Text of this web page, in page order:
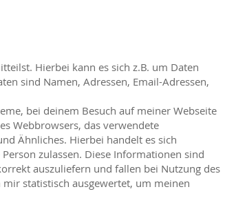
Hierbei kann es sich z.B. um Daten
sind Namen, Adressen, Email-Adressen,
bei deinem Besuch auf meiner Webseite
Webbrowsers, das verwendete
Ähnliches. Hierbei handelt es sich
zulassen. Diese Informationen sind
auszuliefern und fallen bei Nutzung des
statistisch ausgewertet, um meinen